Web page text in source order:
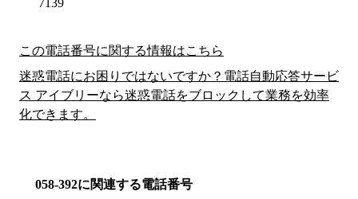
7139
この電話番号に関する情報はこちら
迷惑電話にお困りではないですか？電話自動応答サービ
ス アイブリーなら迷惑電話をブロックして業務を効率
化できます。
058-392に関連する電話番号